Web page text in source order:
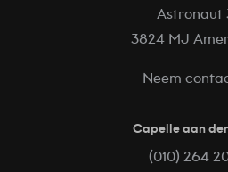
Astronaut
3824 MJ
Neem
Capelle aan
(010) 264